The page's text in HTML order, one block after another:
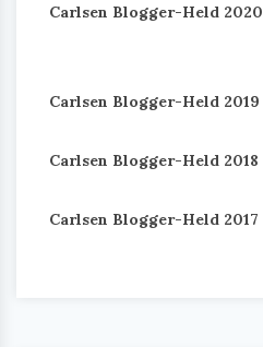
Carlsen Blogger-Held 2020
Carlsen Blogger-Held 2019
Carlsen Blogger-Held 2018
Carlsen Blogger-Held 2017